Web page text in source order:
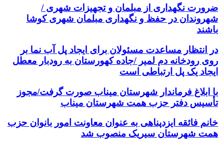
ضرورت نگهداری از مبلمان و تجهیزات شهری /
شهروندان در حفظ و نگهداری مبلمان شهری کوشا
باشند
در انتظار مساعدت مسئولان برای ایجاد پل آب نما بر
روی رودخانه دم لمیر /جاده کهورستان به رودبار معطل
ایجاد یک پل ارتباطی است
با ابلاغ فرماندار شهرستان میناب صورت گرفت/مجوز
تأسیس دفتر حزب همت شهرستان میناب
خانم فائقه ایزدپناهی به عنوان معاونت امور بانوان حزب
همت شهرستان سیریک منصوب شد